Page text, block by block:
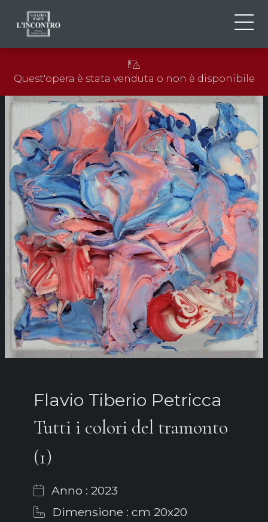
EN
FR
NEWS ED EVENTI
ARTISTI E OPERE
MOSTRE
CONTATTI
Quest'opera è stata venduta o non è disponibile
Flavio Tiberio Petricca
Tutti i colori del tramonto
(1)
Anno : 2023
Dimensione : cm 20x20